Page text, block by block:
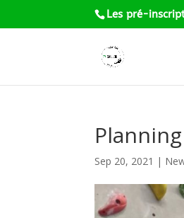
Les pré-
Sep 20, 2021 |